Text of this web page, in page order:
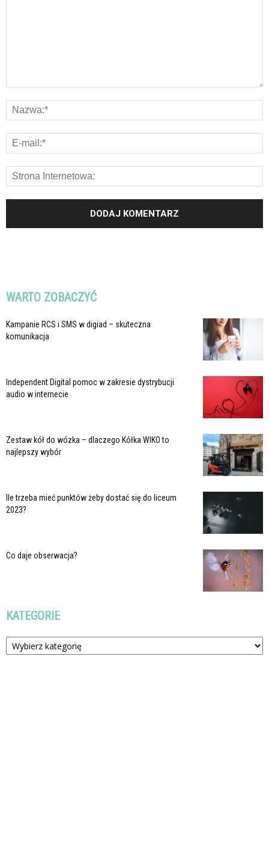
WARTO ZOBACZYĆ
Kampanie RCS i SMS w digiad – skuteczna
komunikacja
Independent Digital pomoc w zakresie dystrybucji
audio w internecie
Zestaw kół do wózka – dlaczego Kółka WIKO to
najlepszy wybór
Ile trzeba mieć punktów żeby dostać się do liceum
2023?
Co daje obserwacja?
KATEGORIE
Kategorie